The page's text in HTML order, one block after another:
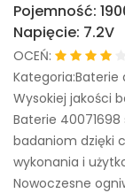
Pojemność:
Napięcie: 7.2V
OCEŃ:
Kategoria:Baterie
Wysokiej jakości
Baterie
badaniom dzięki
wykonania i
Nowoczesne